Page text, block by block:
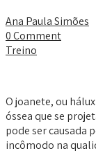
Ana Paula Simões
0 Comment
Treino
O joanete, ou
óssea que se
pode ser causada
incômodo na